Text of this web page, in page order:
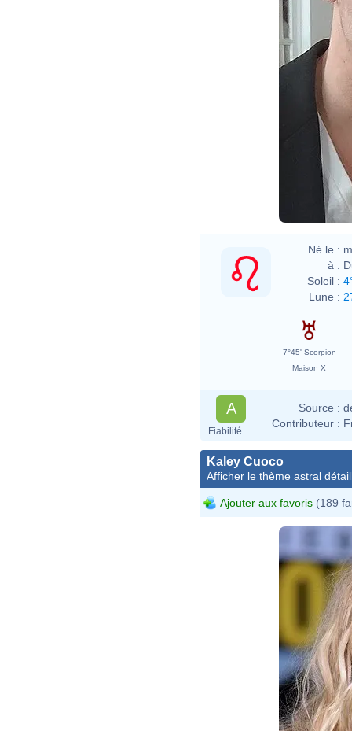
Né le :
à :
Soleil :
Lune :
7°45' Scorpion
Maison X
A
Fiabilité
Source :
Contributeur :
Kaley Cuoco
Afficher le thème astral
Ajouter aux favoris (189